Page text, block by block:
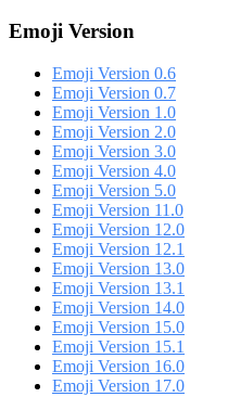
Emoji Version
Emoji Version 0.6
Emoji Version 0.7
Emoji Version 1.0
Emoji Version 2.0
Emoji Version 3.0
Emoji Version 4.0
Emoji Version 5.0
Emoji Version 11.0
Emoji Version 12.0
Emoji Version 12.1
Emoji Version 13.0
Emoji Version 13.1
Emoji Version 14.0
Emoji Version 15.0
Emoji Version 15.1
Emoji Version 16.0
Emoji Version 17.0